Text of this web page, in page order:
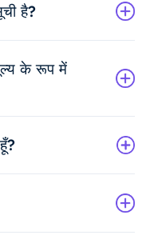
है?
के रूप में